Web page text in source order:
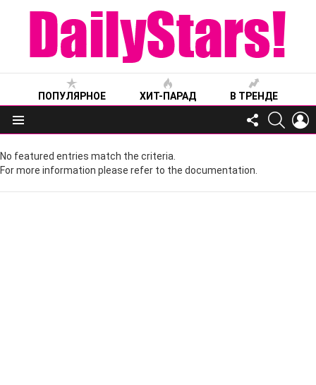
ПОПУЛЯРНОЕ ХИТ-ПАРАД В ТРЕНДЕ
Меню
FOLLOW
US
No featured entries match the criteria.
For more information please refer to the documentation.